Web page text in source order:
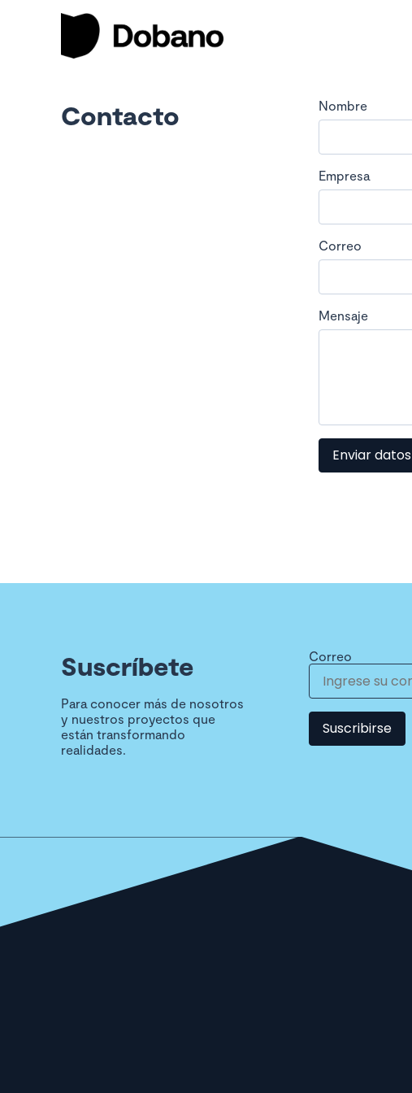
Contacto Nombre
Empresa
Correo
Mensaje
Enviar datos
Suscríbete
Para conocer más de nosotros
y nuestros proyectos que
están transformando
realidades.
Correo
Suscribirse